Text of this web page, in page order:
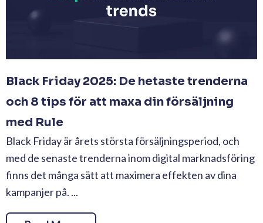
Black Friday 2025: De hetaste trenderna
och 8 tips för att maxa din försäljning
med Rule
Black Friday är årets största försäljningsperiod, och
med de senaste trenderna inom digital marknadsföring
finns det många sätt att maximera effekten av dina
kampanjer på. ...